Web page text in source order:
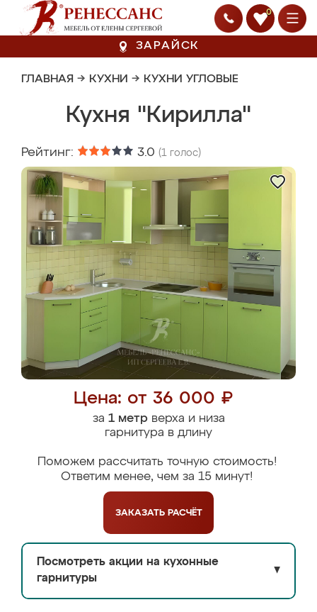
0
ЗАРАЙСК
ГЛАВНАЯ → КУХНИ → КУХНИ УГЛОВЫЕ
Кухня "Кирилла"
Рейтинг: 3.0 (1 голос)
Цена: от 36 000 ₽
за 1 метрверха и низа
гарнитура в длину
Поможем рассчитать точную стоимость!
Ответим менее, чем за 15 минут!
ЗАКАЗАТЬ РАСЧЁТ
Посмотреть акции на кухонные
гарнитуры
▼